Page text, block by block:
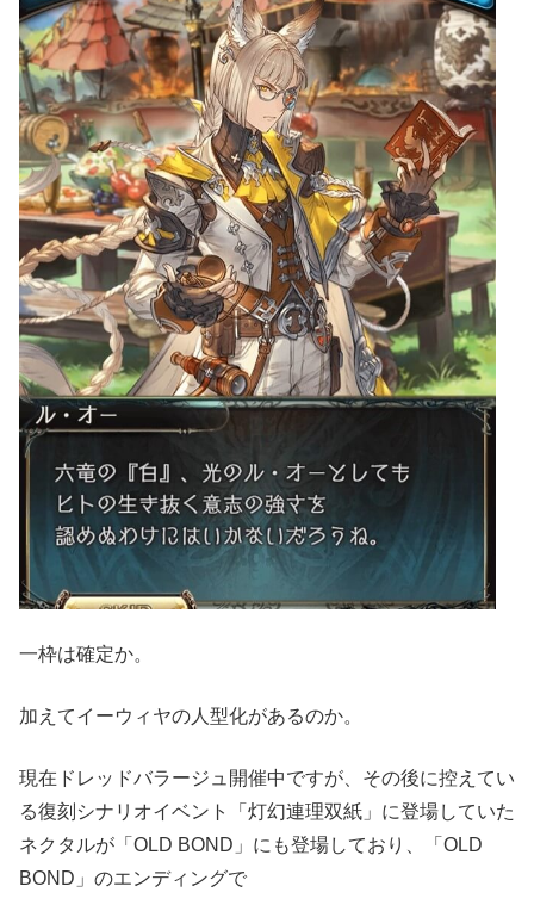
一枠は確定か。
加えてイーウィヤの人型化があるのか。
現在ドレッドバラージュ開催中ですが、その後に控えてい
る復刻シナリオイベント「灯幻連理双紙」に登場していた
ネクタルが「OLD BOND」にも登場しており、「OLD
BOND」のエンディングで